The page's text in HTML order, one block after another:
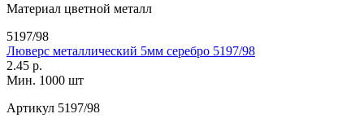
Материал цветной металл
5197/98
Люверс металлический 5мм серебро 5197/98
2.45 р.
Мин. 1000 шт
Артикул 5197/98